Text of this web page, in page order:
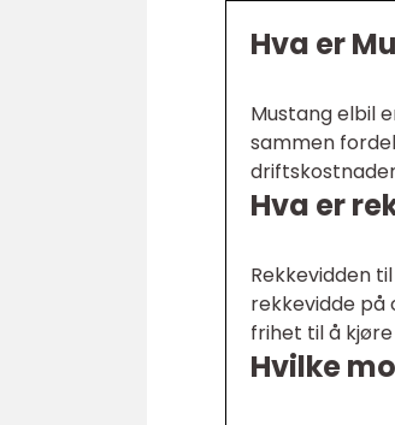
Hva er
Mustang elbil
sammen
Hva er
Rekkevidden
rekkevidde på
frihet til å
Hvilke